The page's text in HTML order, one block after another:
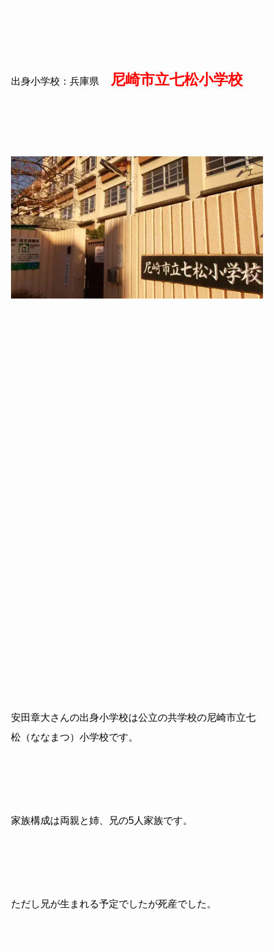
出身小学校：兵庫県 尼崎市立七松小学校
安田章大さんの出身小学校は公立の共学校の尼崎市立七
松（ななまつ）小学校です。
家族構成は両親と姉、兄の5人家族です。
ただし兄が生まれる予定でしたが死産でした。